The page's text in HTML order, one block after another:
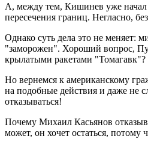
А, между тем, Кишинев уже начал
пересечения границ. Негласно,
Однако суть дела это не меняет:
"заморожен". Хороший вопрос,
крылатыми ракетами "Томагавк"?
Но вернемся к американскому
на подобные действия и даже не
отказываться!
Почему Михаил Касьянов
может, он хочет остаться, потому